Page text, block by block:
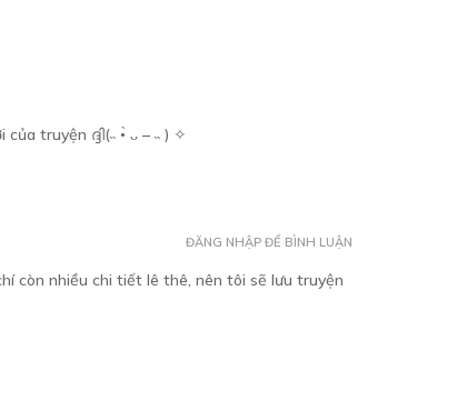
THUYẾT HỌC ĐƯỜNG:
truyện ദ്ദി(˵ •̀ ᴗ – ˵ ) ✧
còn nhiều chi tiết lê thê, nên tôi sẽ lưu truyện
ĐĂNG NHẬP ĐỂ BÌNH LUẬN